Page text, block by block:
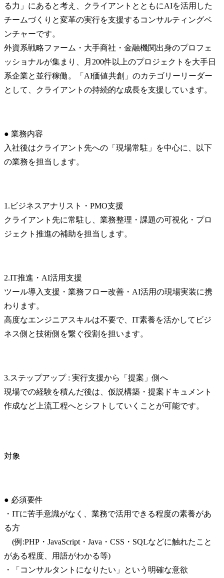
る力」にあると考え、クライアントとともにAIを活用した
チームづくりと変革の実行を支援するコンサルティングベ
ンチャーです。
外資系戦略ファーム・大手商社・金融機関出身のプロフェ
ッショナルが集まり、月200件以上のプロジェクトを大手日
系企業と並行稼働。「AI価値共創」のカテゴリーリーダー
として、クライアントの持続的な成長を支援しています。
● 業務内容
入社後はクライアント先への「現場常駐」を中心に、以下
の業務を担当します。
1.ビジネスアナリスト・PMO支援
クライアント先に常駐し、業務整理・課題の可視化・プロ
ジェクト推進の補助を担当します。
2.IT推進・AI活用支援
ツール導入支援・業務フロー改善・AI活用の現場実装に携
わります。
高度なエンジニアスキルは不要で、IT素養を活かしてビジ
ネス側と技術側を繋ぐ役割を担います。
3.ステップアップ : 実行支援から「提案」側へ
現場での経験を積んだ後は、仮説構築・提案ドキュメント
作成など上流工程へとシフトしていくことが可能です。
対象
● 必須要件
・ITに苦手意識がなく、業務で活用できる程度の素養があ
る方
(例:PHP・JavaScript・Java・CSS・SQLなどに触れたこと
がある程度、用語がわかる等)
・「コンサルタントになりたい」という明確な意欲